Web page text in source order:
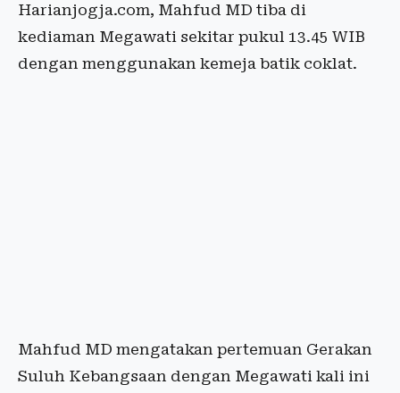
Harianjogja.com, Mahfud MD tiba di
kediaman Megawati sekitar pukul 13.45 WIB
dengan menggunakan kemeja batik coklat.
Mahfud MD mengatakan pertemuan Gerakan
Suluh Kebangsaan dengan Megawati kali ini